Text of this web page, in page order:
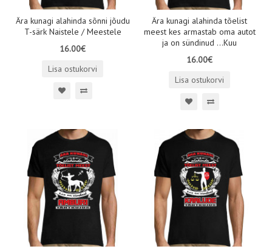
Ära kunagi alahinda sõnni jõudu
T-särk Naistele / Meestele
16.00€
Lisa ostukorvi
Ära kunagi alahinda tõelist
meest kes armastab oma autot
ja on sündinud ...Kuu
16.00€
Lisa ostukorvi